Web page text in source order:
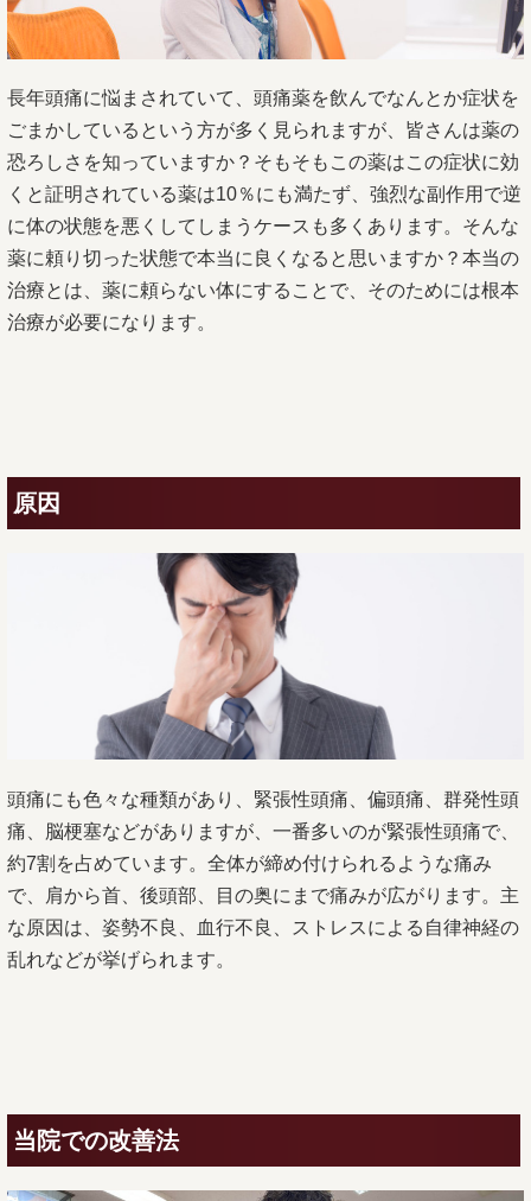
長年頭痛に悩まされていて、頭痛薬を飲んでなんとか症状を
ごまかしているという方が多く見られますが、皆さんは薬の
恐ろしさを知っていますか？そもそもこの薬はこの症状に効
くと証明されている薬は10％にも満たず、強烈な副作用で逆
に体の状態を悪くしてしまうケースも多くあります。そんな
薬に頼り切った状態で本当に良くなると思いますか？本当の
治療とは、薬に頼らない体にすることで、そのためには根本
治療が必要になります。
原因
頭痛にも色々な種類があり、緊張性頭痛、偏頭痛、群発性頭
痛、脳梗塞などがありますが、一番多いのが緊張性頭痛で、
約7割を占めています。全体が締め付けられるような痛み
で、肩から首、後頭部、目の奥にまで痛みが広がります。主
な原因は、姿勢不良、血行不良、ストレスによる自律神経の
乱れなどが挙げられます。
当院での改善法